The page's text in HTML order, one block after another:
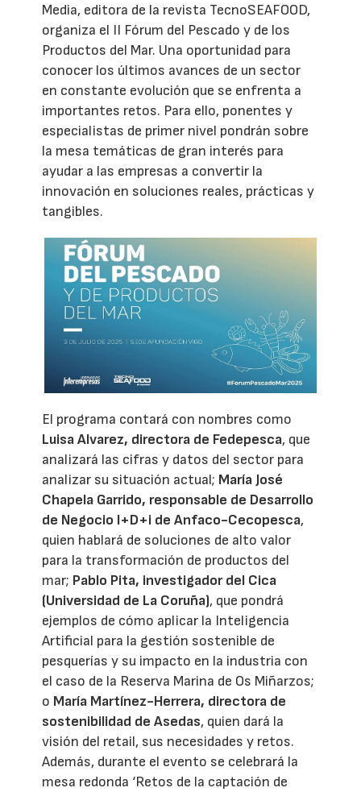
Media, editora de la revista TecnoSEAFOOD,
organiza el II Fórum del Pescado y de los
Productos del Mar. Una oportunidad para
conocer los últimos avances de un sector
en constante evolución que se enfrenta a
importantes retos. Para ello, ponentes y
especialistas de primer nivel pondrán sobre
la mesa temáticas de gran interés para
ayudar a las empresas a convertir la
innovación en soluciones reales, prácticas y
tangibles.
El programa contará con nombres como
Luisa Alvarez, directora de Fedepesca, que
analizará las cifras y datos del sector para
analizar su situación actual; María José
Chapela Garrido, responsable de Desarrollo
de Negocio I+D+i de Anfaco-Cecopesca,
quien hablará de soluciones de alto valor
para la transformación de productos del
mar; Pablo Pita, investigador del Cica
(Universidad de La Coruña), que pondrá
ejemplos de cómo aplicar la Inteligencia
Artificial para la gestión sostenible de
pesquerías y su impacto en la industria con
el caso de la Reserva Marina de Os Miñarzos;
o María Martínez-Herrera, directora de
sostenibilidad de Asedas, quien dará la
visión del retail, sus necesidades y retos.
Además, durante el evento se celebrará la
mesa redonda ‘Retos de la captación de